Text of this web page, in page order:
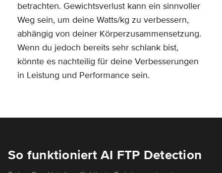
betrachten. Gewichtsverlust kann ein sinnvoller
Weg sein, um deine Watts/kg zu verbessern,
abhängig von deiner Körperzusammensetzung.
Wenn du jedoch bereits sehr schlank bist,
könnte es nachteilig für deine Verbesserungen
in Leistung und Performance sein.
So funktioniert AI FTP Detection